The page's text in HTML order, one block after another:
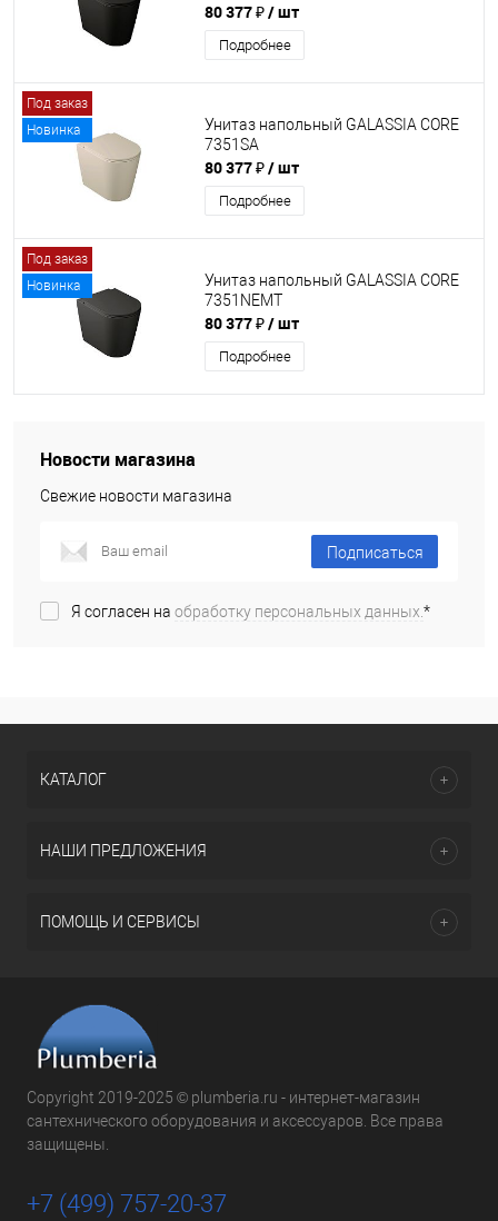
80 377 ₽/ шт
Подробнее
Под заказ
Новинка
Унитаз напольный GALASSIA CORE
7351SA
80 377 ₽/ шт
Подробнее
Под заказ
Новинка
Унитаз напольный GALASSIA CORE
7351NEMT
80 377 ₽/ шт
Подробнее
Новости магазина
Свежие новости магазина
Подписаться
Я согласен на обработку персональных данных.*
КАТАЛОГ
НАШИ ПРЕДЛОЖЕНИЯ
ПОМОЩЬ И СЕРВИСЫ
Copyright 2019-2025 © plumberia.ru - интернет-магазин
сантехнического оборудования и аксессуаров. Все права
защищены.
+7 (499) 757-20-37